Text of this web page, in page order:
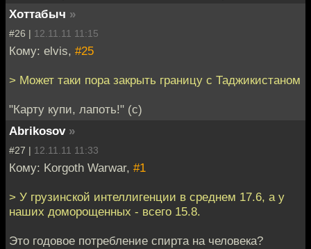
Хоттабыч »
#26 | 12.11.11 11:15
Кому: elvis, #25
> Может таки пора закрыть границу с Таджикистаном
"Карту купи, лапоть!" (с)
Abrikosov »
#27 | 12.11.11 11:33
Кому: Korgoth Warwar, #1
> У грузинской интеллигенции в среднем 17.6, а у
наших доморощенных - всего 15.8.
Это годовое потребление спирта на человека?